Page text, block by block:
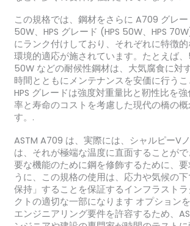
この規格では、鋼材をさらに A709 グレー
50W、HPS グレード (HPS 50W、HPS
にランク付けしており、それぞれに特徴
環境的適応が施されています。たとえば、
50W などの耐候性鋼材は、大気腐食に対
時間とともにメンテナンスを安価に行うこ
HPS グレードは強度対重量比と靭性比を
率と寿命のコストを考慮した現代の橋の概
す。.
ASTM A709 は、実際には、シャルピーV
は、それが極端な温度に直面することが
要な機能のために鋼を修飾するために、
うに、この規格の使用は、応力や気候の
保持」することを保証するインフラスト
クトの適切な一部になります オプション
エンジニアリング要件を許容するため、